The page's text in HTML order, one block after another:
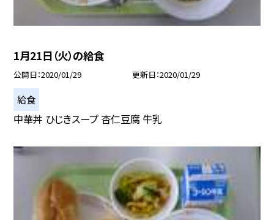
1月21日（火）の給食
公開日 2020/01/29 更新日 2020/01/29
給食
中華丼 ひじきスープ 杏仁豆腐 牛乳